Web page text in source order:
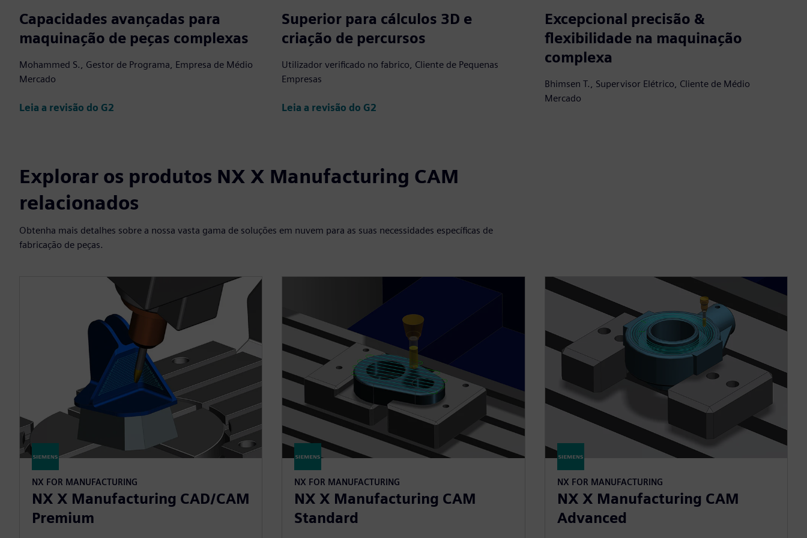
Capacidades avançadas para
maquinação de peças complexas
Mohammed S., Gestor de Programa, Empresa de Médio
Mercado
Leia a revisão do G2
Superior para cálculos 3D e
criação de percursos
Utilizador verificado no fabrico, Cliente de Pequenas
Empresas
Leia a revisão do G2
Excepcional precisão &
flexibilidade na maquinação
complexa
Bhimsen T., Supervisor Elétrico, Cliente de Médio
Mercado
Explorar os produtos NX X Manufacturing CAM
relacionados
Obtenha mais detalhes sobre a nossa vasta gama de soluções em nuvem para as suas necessidades específicas de
fabricação de peças.
NX FOR MANUFACTURING
NX X Manufacturing CAD/CAM
Premium
NX FOR MANUFACTURING
NX X Manufacturing CAM
Standard
NX FOR MANUFACTURING
NX X Manufacturing CAM
Advanced